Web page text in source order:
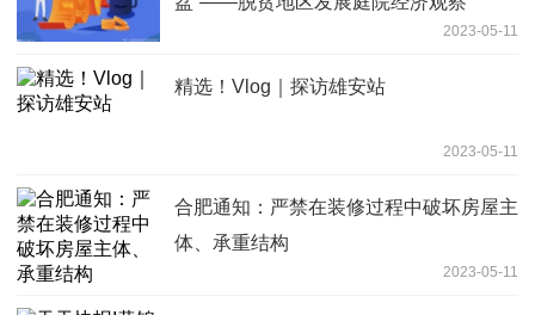
2023-05-11
精选！Vlog｜探访雄安站
2023-05-11
合肥通知：严禁在装修过程中破坏房屋主
体、承重结构
2023-05-11